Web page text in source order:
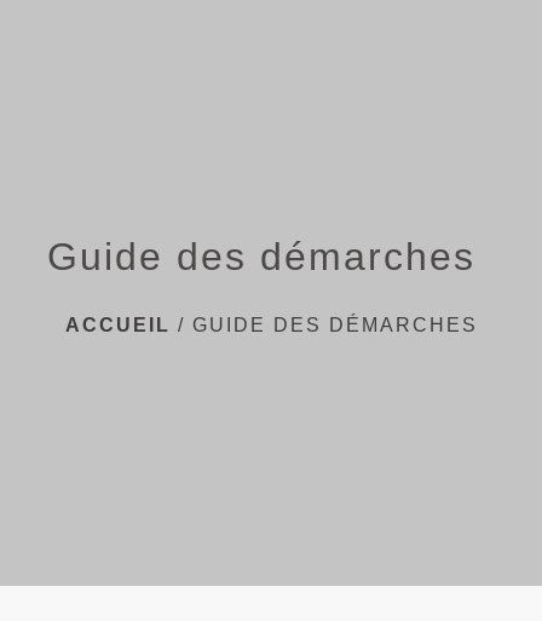
Guide des démarches
ACCUEIL / GUIDE DES DÉMARCHES